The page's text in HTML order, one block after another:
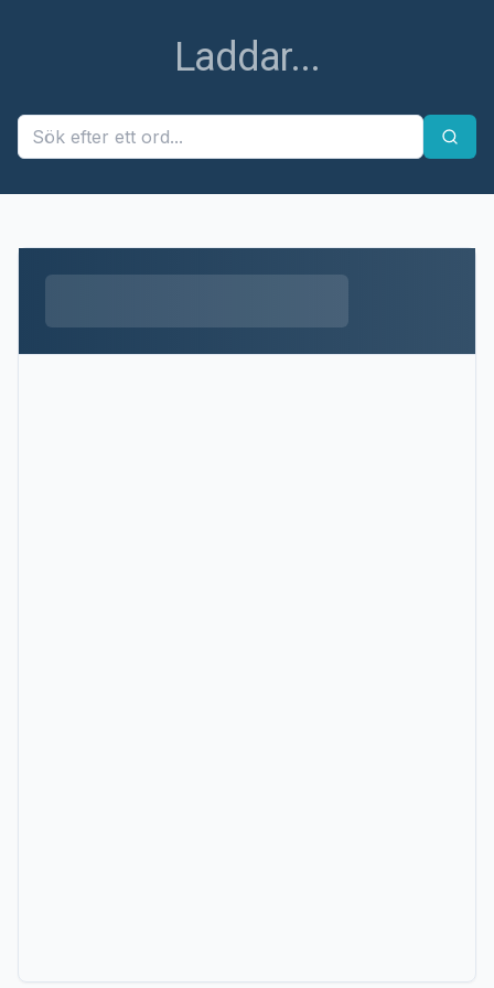
Laddar...